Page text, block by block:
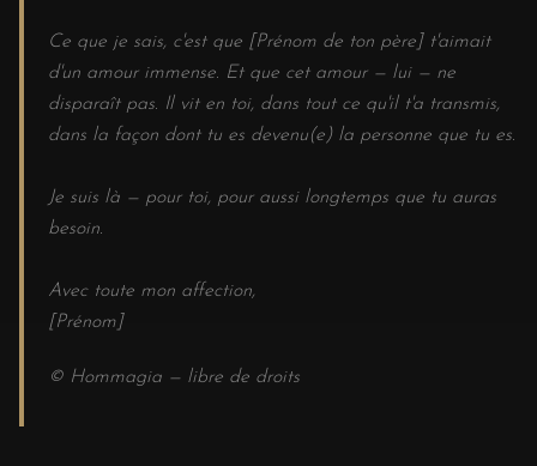
Ce que je sais, c'est que [Prénom de ton père] t'aimait
d'un amour immense. Et que cet amour — lui — ne
disparaît pas. Il vit en toi, dans tout ce qu'il t'a transmis,
dans la façon dont tu es devenu(e) la personne que tu es.
Je suis là — pour toi, pour aussi longtemps que tu auras
besoin.
Avec toute mon affection,
[Prénom]
© Hommagia — libre de droits